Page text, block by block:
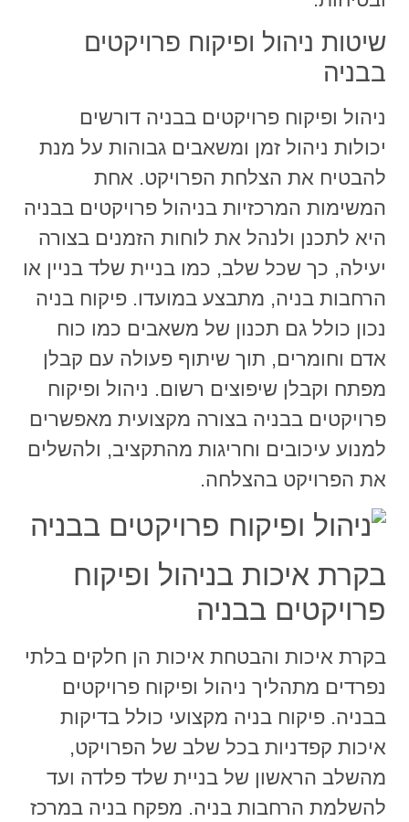
שיטות ניהול ופיקוח פרויקטים
בבניה
ניהול ופיקוח פרויקטים בבניה דורשים
יכולות ניהול זמן ומשאבים גבוהות על מנת
להבטיח את הצלחת הפרויקט. אחת
המשימות המרכזיות בניהול פרויקטים בבניה
היא לתכנן ולנהל את לוחות הזמנים בצורה
יעילה, כך שכל שלב, כמו בניית שלד בניין או
הרחבות בניה, מתבצע במועדו. פיקוח בניה
נכון כולל גם תכנון של משאבים כמו כוח
אדם וחומרים, תוך שיתוף פעולה עם קבלן
מפתח וקבלן שיפוצים רשום. ניהול ופיקוח
פרויקטים בבניה בצורה מקצועית מאפשרים
למנוע עיכובים וחריגות מהתקציב, ולהשלים
את הפרויקט בהצלחה.
בקרת איכות בניהול ופיקוח
פרויקטים בבניה
בקרת איכות והבטחת איכות הן חלקים בלתי
נפרדים מתהליך ניהול ופיקוח פרויקטים
בבניה. פיקוח בניה מקצועי כולל בדיקות
איכות קפדניות בכל שלב של הפרויקט,
מהשלב הראשון של בניית שלד פלדה ועד
להשלמת הרחבות בניה. מפקח בניה במרכז